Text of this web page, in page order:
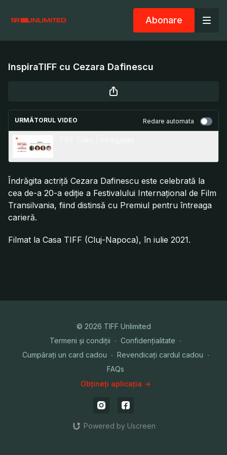
Abonare
InspiraTIFF cu Cezara Dafinescu
URMĂTORUL VIDEO Redare automata
Îndrăgita actriță Cezara Dafinescu este celebrată la
cea de-a 20-a ediție a Festivalului Internațional de Film
Transilvania, fiind distinsă cu Premiul pentru întreaga
carieră.
Filmat la Casa TIFF (Cluj-Napoca), în iulie 2021.
© 2026 TIFF Unlimited
Termeni și condiții ∙ Confidențialitate ∙
Cumpărați un card cadou ∙ Revendicați cardul cadou ∙
FAQs
Obțineți aplicația ->
Powered by Uscreen